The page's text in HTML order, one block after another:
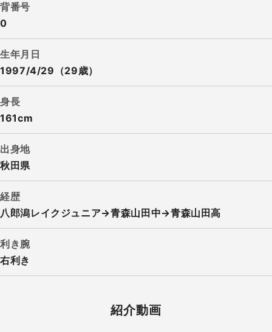
背番号
0
生年月日
1997/4/29（29歳）
身長
161cm
出身地
秋田県
経歴
八郎潟レイクジュニア→青森山田中→青森山田高
利き腕
右利き
紹介動画